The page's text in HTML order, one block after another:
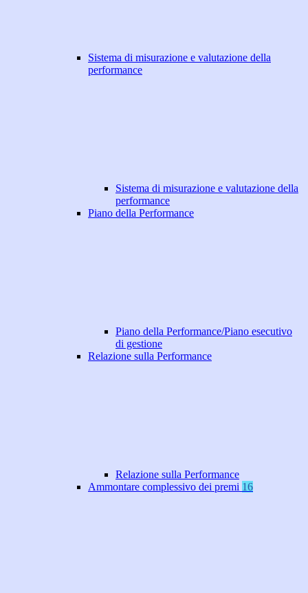
Sistema di misurazione e valutazione della
performance
Sistema di misurazione e valutazione della
performance
Piano della Performance
Piano della Performance/Piano esecutivo
di gestione
Relazione sulla Performance
Relazione sulla Performance
Ammontare complessivo dei premi 16